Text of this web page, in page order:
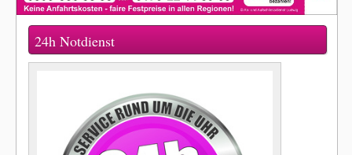
24h Notdienst